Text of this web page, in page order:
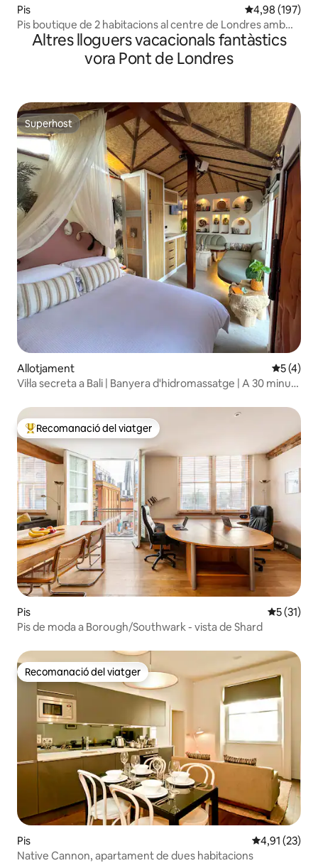
Pis 4,98 de
4,98 (197)
Pis boutique de 2 habitacions al centre de Londres amb
A/CAltres lloguers vacacionals fantàstics
vora Pont de Londres
Superhost
Superhost
Allotjament 5 de
5 (4)
Vil·la secreta a Bali | Banyera d'hidromassatge | A 30 minuts
Principals recomanacions dels viatgers
Recomanació del viatger
Pis 5 de
5 (31)
Pis de moda a Borough/Southwark - vista de Shard
Recomanació del viatger
Recomanació del viatger
Pis 4,91 de
4,91 (23)
Native Cannon, apartament de dues habitacions